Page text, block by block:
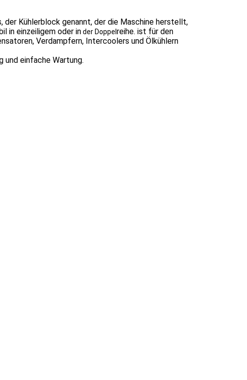
der Kühlerblock genannt, der die Maschine herstellt,
in einzeiligem oder inder Doppel reihe. ist für den
Verdampfern, Intercoolers und Ölkühlern
und einfache Wartung.